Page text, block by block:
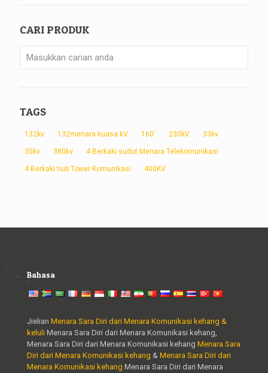
CARI PRODUK
TAGS
132kv 132menara kuasa kV 160' 230kV 33kv
35kv 380kv 4 Berkaki sudut Menara Telekomunikasi
4 Berkaki tiub Tower Komunikasi 400KV
Bahasa
Jielian Menara Sara Diri dari Menara Komunikasi kehang &
keluli Menara Sara Diri dari Menara Komunikasi kehang,
Menara Sara Diri dari Menara Komunikasi kehang Menara Sara
Diri dari Menara Komunikasi kehang & Menara Sara Diri dari
Menara Komunikasi kehang Menara Sara Diri dari Menara